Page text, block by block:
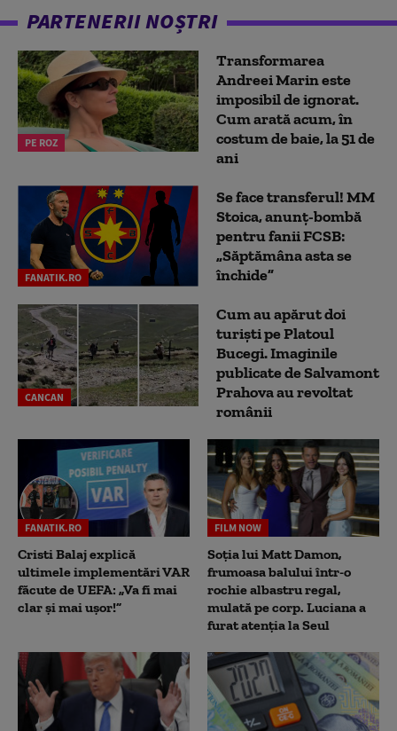
PARTENERII NOȘTRI
PE ROZ
Transformarea
Andreei Marin este
imposibil de ignorat.
Cum arată acum, în
costum de baie, la 51 de
ani
FANATIK.RO
Se face transferul! MM
Stoica, anunț-bombă
pentru fanii FCSB:
„Săptămâna asta se
închide”
CANCAN
Cum au apărut doi
turiști pe Platoul
Bucegi. Imaginile
publicate de Salvamont
Prahova au revoltat
românii
FANATIK.RO
Cristi Balaj explică
ultimele implementări VAR
făcute de UEFA: „Va fi mai
clar și mai ușor!”
FILM NOW
Soția lui Matt Damon,
frumoasa balului într-o
rochie albastru regal,
mulată pe corp. Luciana a
furat atenția la Seul